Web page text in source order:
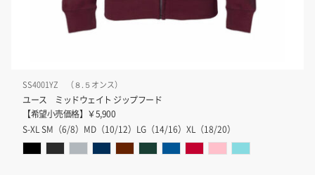
SS4001YZ （８.５オンス）
ユース ミッドウェイト ジップフード
【希望小売価格】￥5,900
S-XL SM（6/8）MD（10/12）LG（14/16）XL（18/20）